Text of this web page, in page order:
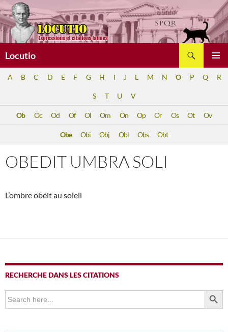
Aller
au
contenu
Locutio
A B C D E F G H I J L M N O P Q R
S T U V
Ob Oc Od Of Ol Om On Op Or Os Ot Ov
Obe Obi Obj Obl Obs Obt
OBEDIT UMBRA SOLI
L’ombre obéit au soleil
RECHERCHE DANS LES CITATIONS
Search
for:
SEARCH